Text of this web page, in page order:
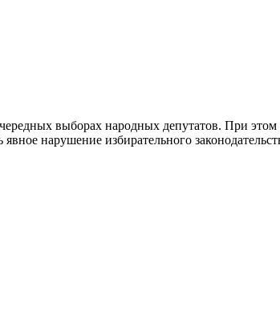
выборах народных депутатов. При
нарушение избирательного